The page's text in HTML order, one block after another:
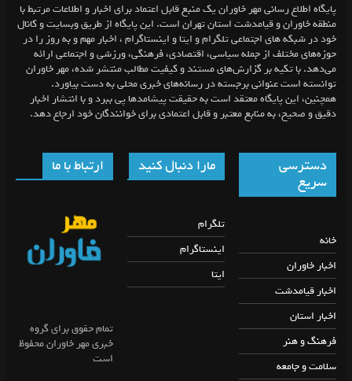
پایگاه اطلاع رسانی مهر خاوران یک منبع قابل اعتماد برای اخبار و اطلاعات مرتبط با
منطقه خاوران و قیامدشت استان تهران است. این پایگاه از طریق وبسایت و کانال
خود در شبکه های اجتماعی تلگرام و ایتا و اینستاگرام ، اخبار مهم و به روز را در
حوزه‌های مختلف از جمله سیاسی، اقتصادی، فرهنگی، ورزشی و اجتماعی ارائه
می‌دهد. با تکیه بر گزارش‌های مستند و کیفیت مطالب منتشر شده، مهر خاوران
توانسته است عنوانی برجسته در رسانه‌های خبری محلی به دست بیاورد.
همچنین، این پایگاه معتقد است به حقیقت پیشامد‌ها پی ببرد و با انتشار اخبار
دقیق و صحیح، به منابع معتبر و قابل اعتمادی برای خوانندگان خود ارجاع دهد.
دسترسی
سریع
خانه
اخبار خاوران
اخبار قیامدشت
اخبار استان
فرهنگ و هنر
سلامت و جامعه
مارا دنبال کنید
تلگرام
اینستاگرام
ایتا
ارتباط با ما
تمام حقوق برای گروه
خبری مهر خاوران محفوظ
است